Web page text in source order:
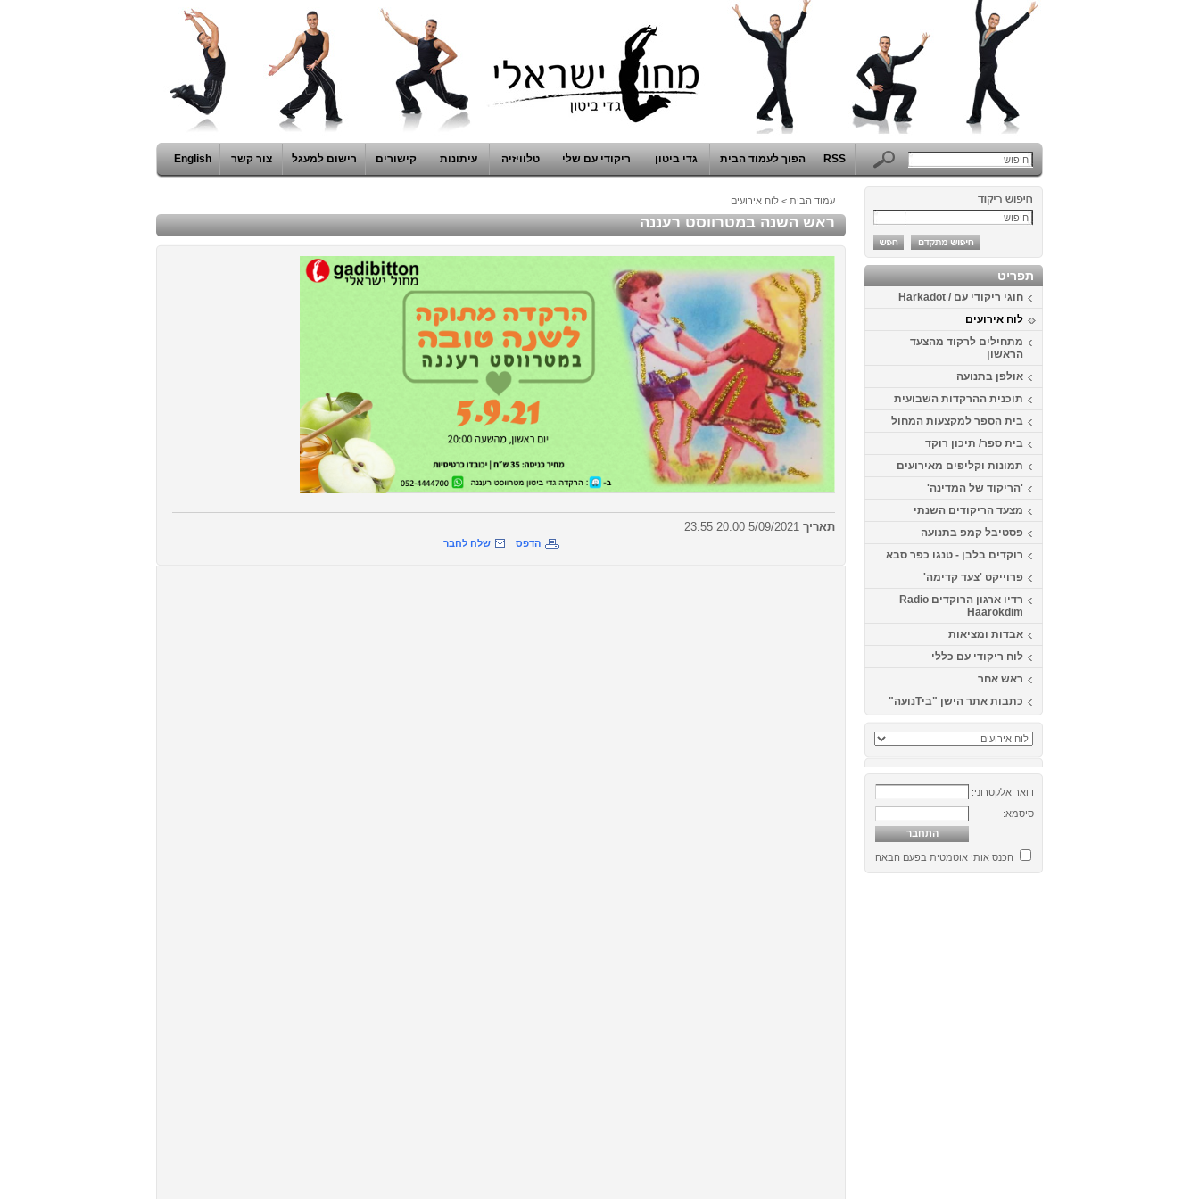
RSS הפוך לעמוד הבית גדי ביטון ריקודי עם שלי טלוויזיה עיתונות קישורים רישום למעגל צור קשר English
תפריט
חוגי ריקודי עם / Harkadot
לוח אירועים
מתחילים לרקוד מהצעד
הראשון
אולפן בתנועה
תוכנית ההרקדות השבועית
בית הספר למקצעות המחול
בית ספר/ תיכון רוקד
תמונות וקליפים מאירועים
'הריקוד של המדינה'
מצעד הריקודים השנתי
פסטיבל קמפ בתנועה
רוקדים בלבן - טנגו כפר סבא
פרוייקט 'צעד קדימה'
רדיו ארגון הרוקדים Radio
Haarokdim
אבדות ומציאות
לוח ריקודי עם כללי
ראש אחר
כתבות אתר הישן "ביTנועה"
דואר אלקטרוני:
סיסמא:
הכנס אותי אוטמטית בפעם הבאה
עמוד הבית > לוח אירועים
ראש השנה במטרווסט רעננה
תאריך
הדפס שלח לחבר